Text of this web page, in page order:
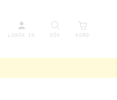
LOGGA IN SÖK KORG